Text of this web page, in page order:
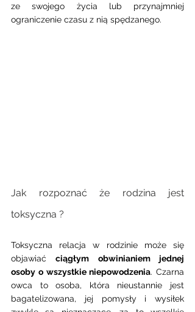
ze swojego życia lub przynajmniej
ograniczenie czasu z nią spędzanego.
Jak rozpoznać że rodzina jest
toksyczna ?
Toksyczna relacja w rodzinie może się
objawiać ciągłym obwinianiem jednej
osoby o wszystkie niepowodzenia. Czarna
owca to osoba, która nieustannie jest
bagatelizowana, jej pomysły i wysiłek